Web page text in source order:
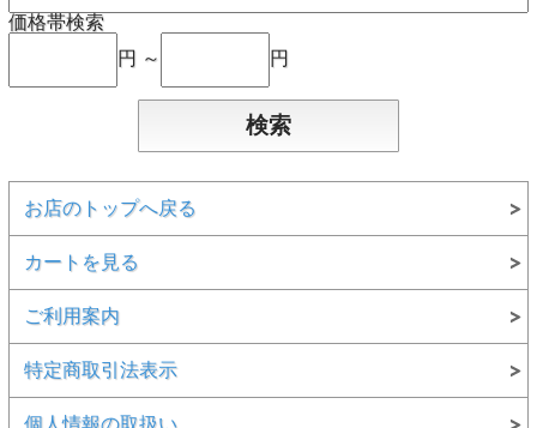
価格帯検索
円 ～
円
お店のトップへ戻る
カートを見る
ご利用案内
特定商取引法表示
個人情報の取扱い